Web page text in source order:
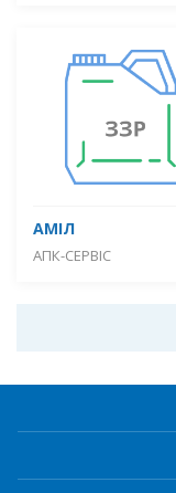
АМІЛ
АПК-СЕРВІС